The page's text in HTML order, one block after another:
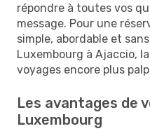
répondre à toutes vos
message. Pour une
simple, abordable et
Luxembourg à Ajaccio,
voyages encore plus
Les avantages de
Luxembourg